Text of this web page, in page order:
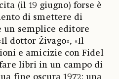
(il 19 giugno) forse è
di smettere di
un semplice editore
dottor Živago», «Il
e amicizie con Fidel
libri in un campo di
fine oscura 1972: una